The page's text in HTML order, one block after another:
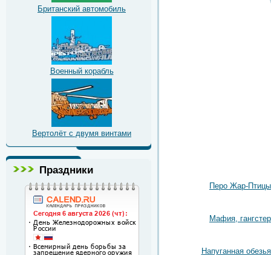
Британский автомобиль
Военный корабль
Вертолёт с двумя винтами
Праздники
Перо Жар-Птицы
Мафия, гангстер
Напуганная